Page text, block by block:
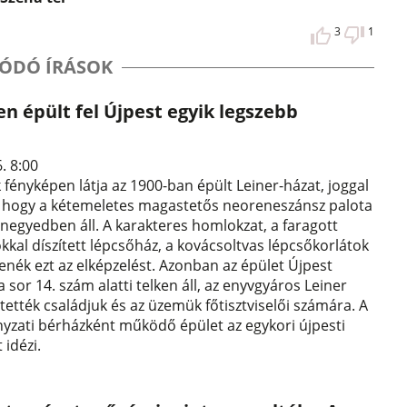
3 1
ÍRÁSOK
épült fel Újpest egyik legszebb
8:00
fényképen látja az 1900-ban épült Leiner-házat, joggal
a kétemeletes magastetős neoreneszánsz palota
áll. A karakteres homlokzat, a faragott
díszített lépcsőház, a kovácsoltvas lépcsőkorlátok
ezt az elképzelést. Azonban az épület Újpest
sor 14. szám alatti telken áll, az enyvgyáros Leiner
családjuk és az üzemük főtisztviselői számára. A
bérházként működő épület az egykori újpesti
idézi.